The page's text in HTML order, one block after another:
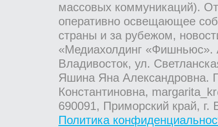
массовых коммуникаций).
оперативно освещающее
страны и за рубежом,
«Медиахолдинг «Фишньюс».
Владивосток, ул.
Яшина Яна Александровна.
Константиновна,
690091, Приморский край,
Политика